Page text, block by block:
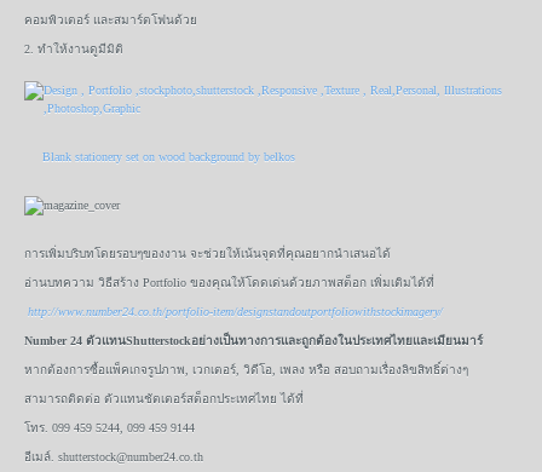
คอมพิวเตอร์ และสมาร์ตโฟนด้วย
2. ทำให้งานดูมีมิติ
Blank stationery set on wood background by belkos
การเพิ่มบริบทโดยรอบๆของงาน จะช่วยให้เน้นจุดที่คุณอยากนำเสนอได้
อ่านบทความ วิธีสร้าง Portfolio ของคุณให้โดดเด่นด้วยภาพสต็อก เพิ่มเติมได้ที่
http://www.number24.co.th/portfolio-item/designstandoutportfoliowithstockimagery/
Number 24 ตัวแทนShutterstockอย่างเป็นทางการและถูกต้องในประเทศไทยและเมียนมาร์
หากต้องการซื้อแพ็คเกจรูปภาพ, เวกเตอร์, วิดีโอ, เพลง หรือ สอบถามเรื่องลิขสิทธิ์ต่างๆ
สามารถติดต่อ ตัวแทนชัตเตอร์สต็อกประเทศไทย ได้ที่
โทร. 099 459 5244, 099 459 9144
อีเมล์. shutterstock@number24.co.th